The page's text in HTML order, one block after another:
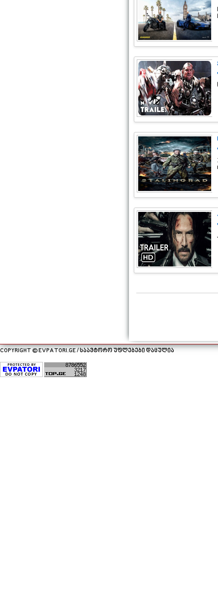
COPYRIGHT © EVPATORI.GE / საავტორო უფლებები დაცულია